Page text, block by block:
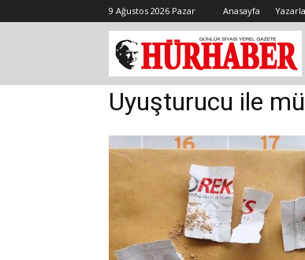
9 Ağustos 2026 Pazar Anasayfa
Uyuşturucu ile